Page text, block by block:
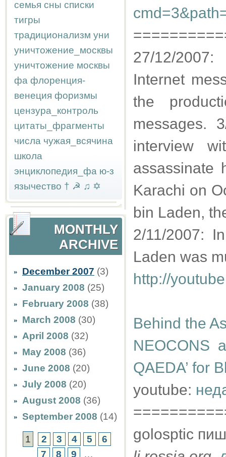
семья сны списки
тигры
традиционализм уни
уничтожение_москвы
уничтожение москвы
фа флоренция-
венеция форизмы
цензура_контроль
цитаты_фрагменты
числа чужая_всячина
школа
энциклопедия_фа ю-з
язычество † ☭ ♫ ✡
MONTHLY
ARCHIVE
December 2007 (3)
January 2008 (25)
February 2008 (38)
March 2008 (30)
April 2008 (32)
May 2008 (36)
June 2008 (20)
July 2008 (20)
August 2008 (36)
September 2008 (14)
1 2 3 4 5
6
7
8 9
…
27/12/
Internet
the
messages.
interview
assassinate
Karachi on
bin Laden,
2/11/2007:
Laden was
http://
Behind the
NEOCONS
QAEDA’ for
youtube:
golosptic